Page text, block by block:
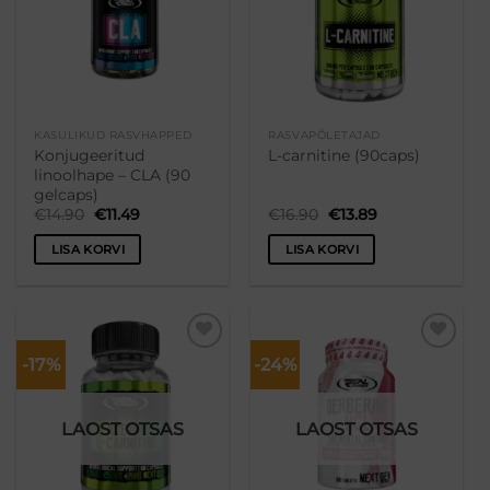
KASULIKUD RASVHAPPED
Konjugeeritud
linoolhape – CLA (90
gelcaps)
€14.90 Algne
oli:
€14.90.
€11.49Praegune
on:
LISA KORVI
RASVAPÕLETAJAD
L-carnitine (90caps)
€16.90 Algne
oli:
€16.90.
€13.89Praegune
LISA KORVI
-17%
soovikorvi
LAOST OTSAS
-24%
soovikorvi
LAOST OTSAS